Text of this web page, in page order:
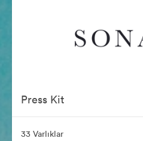
Press Kit
33 Varlıklar